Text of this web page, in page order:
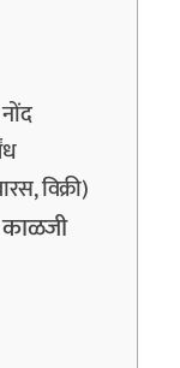
विक्री)
काळजी